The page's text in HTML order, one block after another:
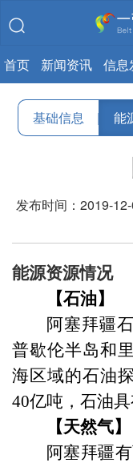
首页 新闻资讯 信息
基础信息 | 能
发布时间：2019-
能源资源情况
【石油】
阿塞拜疆
普歇伦半岛和
海区域的石油
40亿吨，石油具
【天然气】
阿塞拜疆